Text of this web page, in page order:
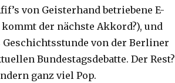
von Geisterhand betriebene E-
der nächste Akkord?), und
von der Berliner
Bundestagsdebatte. Der Rest?
ganz viel Pop.